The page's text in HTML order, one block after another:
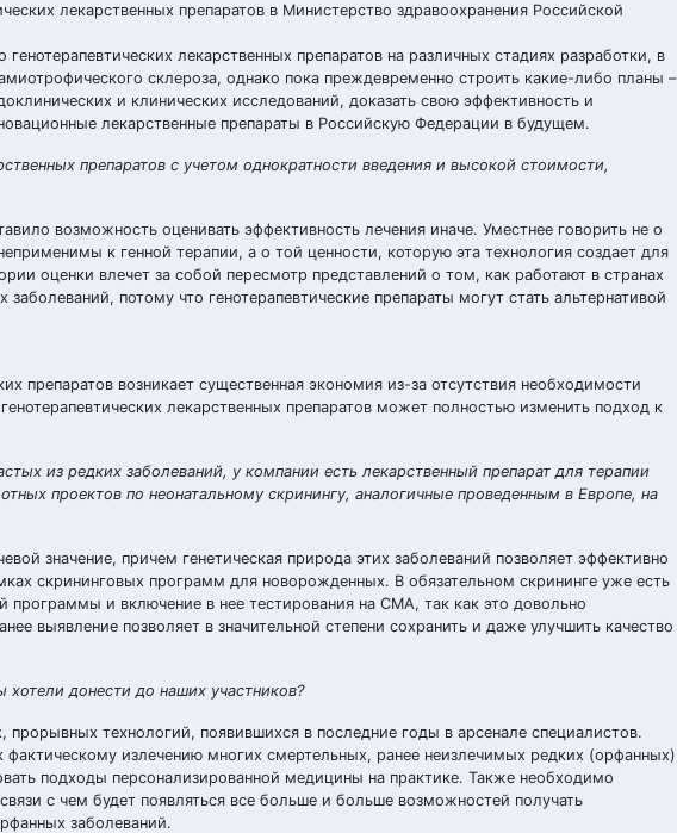
лекарственных препаратов в Министерство здравоохранения Российской
лекарственных препаратов на различных стадиях разработки, в
склероза, однако пока преждевременно строить какие-либо планы –
и клинических исследований, доказать свою эффективность и
лекарственные препараты в Российскую Федерации в будущем.
препаратов с учетом однократности введения и высокой стоимости,
возможность оценивать эффективность лечения иначе. Уместнее говорить не о
к генной терапии, а о той ценности, которую эта технология создает для
оценки влечет за собой пересмотр представлений о том, как работают в странах
потому что генотерапевтические препараты могут стать альтернативой
препаратов возникает существенная экономия из-за отсутствия необходимости
лекарственных препаратов может полностью изменить подход к
из редких заболеваний, у компании есть лекарственный препарат для терапии
проектов по неонатальному скринингу, аналогичные проведенным в Европе, на
значение, причем генетическая природа этих заболеваний позволяет эффективно
скрининговых программ для новорожденных. В обязательном скрининге уже есть
и включение в нее тестирования на СМА, так как это довольно
выявление позволяет в значительной степени сохранить и даже улучшить качество
донести до наших участников?
технологий, появившихся в последние годы в арсенале специалистов.
фактическому излечению многих смертельных, ранее неизлечимых редких (орфанных)
подходы персонализированной медицины на практике. Также необходимо
с чем будет появляться все больше и больше возможностей получать
заболеваний.